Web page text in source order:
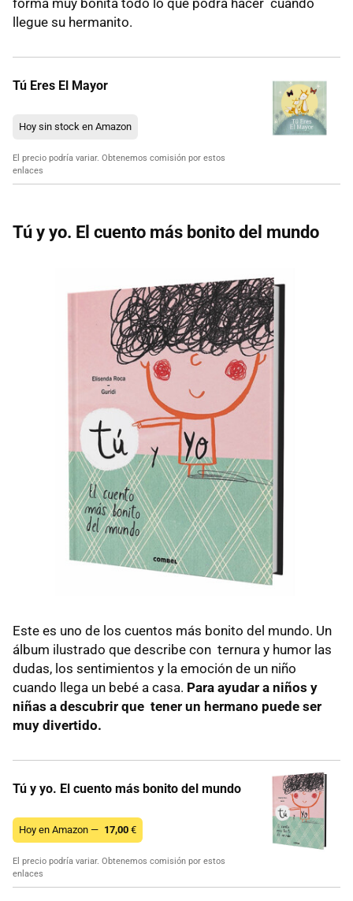
llegue su hermanito.
Tú Eres El Mayor
Hoy sin stock en Amazon
El precio podría variar. Obtenemos comisión por estos
enlaces
Tú y yo. El cuento más bonito del mundo
Este es uno de los cuentos más bonito del mundo. Un
álbum ilustrado que describe con ternura y humor las
dudas, los sentimientos y la emoción de un niño
cuando llega un bebé a casa. Para ayudar a niños y
niñas a descubrir que tener un hermano puede ser
muy divertido.
Tú y yo. El cuento más bonito del mundo
Hoy en Amazon — 17,00 €
El precio podría variar. Obtenemos comisión por estos
enlaces